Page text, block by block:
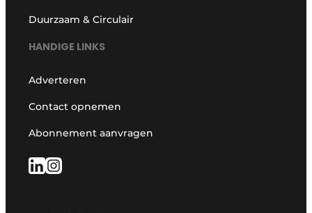
Duurzaam & Circulair
HANDIGE LINKS
Adverteren
Contact opnemen
Abonnement aanvragen